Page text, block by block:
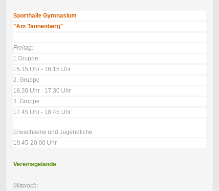
Sporthalle Gymnasium
"Am Tannenberg"
Freitag:
1.Gruppe:
15.15 Uhr - 16.15 Uhr
2. Gruppe
16.30 Uhr - 17.30 Uhr
3. Gruppe
17.45 Uhr - 18.45 Uhr
Erwachsene und Jugendliche
19.45-20.00 Uhr
Vereinsgelände
Mittwoch: